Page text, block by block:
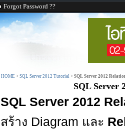
Forgot Password ??
HOME > SQL Server 2012 Tutorial > SQL Server 2012
SQL Server
SQL Server 2012
สร้าง Diagram และ